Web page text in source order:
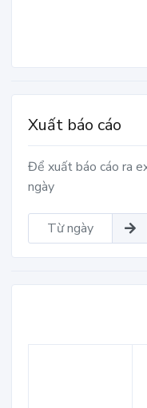
Xuất báo cáo
Để xuất báo cáo ra
ngày